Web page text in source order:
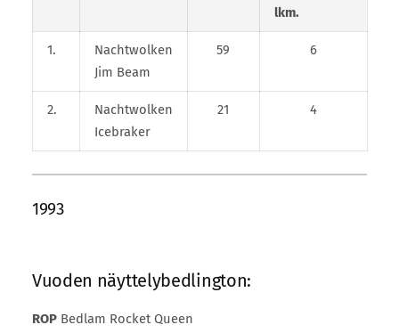
lkm.
1.
Nachtwolken
Jim Beam
59 6
2.
Nachtwolken
Icebraker
21 4
1993
Vuoden näyttelybedlington:
ROPBedlam Rocket Queen